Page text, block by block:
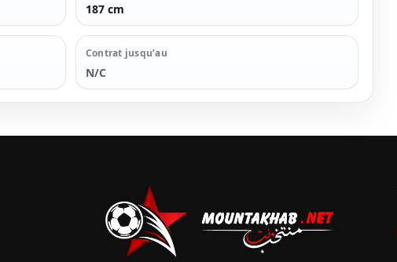
187 cm
Contrat jusqu’au
N/C